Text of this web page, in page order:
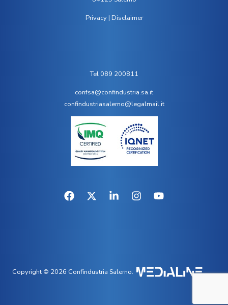
Privacy| Disclaimer
Tel 089 200811
confsa@confindustria.sa.it
confindustriasalerno@legalmail.it
Copyright © 2026 Confindustria Salerno.